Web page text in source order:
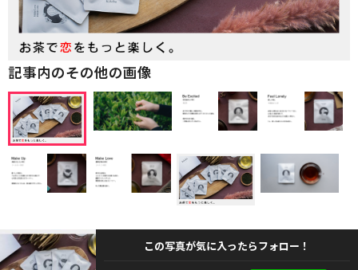
記事内のその他の画像
この写真が気に入ったらフォロー！